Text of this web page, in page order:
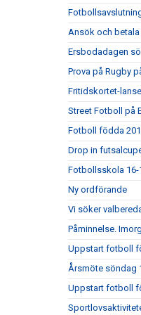
Ansök och
Ersbodadagen
Prova på Rugby
Fritidskortet-
Street Fotboll på
Fotboll födda
Drop in
Fotbollsskola 16-
Ny ordförande
Vi söker
Påminnelse.
Uppstart fotboll
Årsmöte söndag
Uppstart fotboll